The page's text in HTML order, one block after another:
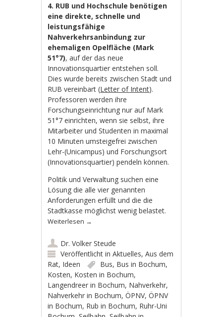
4. RUB und Hochschule benötigen
eine direkte, schnelle und
leistungsfähige
Nahverkehrsanbindung zur
ehemaligen Opelfläche (Mark
51°7), auf der das neue
Innovationsquartier entstehen soll.
Dies wurde bereits zwischen Stadt und
RUB vereinbart (Letter of Intent).
Professoren werden ihre
Forschungseinrichtung nur auf Mark
51°7 einrichten, wenn sie selbst, ihre
Mitarbeiter und Studenten in maximal
10 Minuten umsteigefrei zwischen
Lehr-(Unicampus) und Forschungsort
(Innovationsquartier) pendeln können.
Politik und Verwaltung suchen eine
Lösung die alle vier genannten
Anforderungen erfüllt und die die
Stadtkasse möglichst wenig belastet.
Weiterlesen →
Dr. Volker Steude
Veröffentlicht inAktuelles,Aus dem
Rat, Ideen Bus, Bus in Bochum,
Kosten, Kosten in Bochum,
Langendreer in Bochum, Nahverkehr,
Nahverkehr in Bochum,ÖPNV,ÖPNV
in Bochum, Rub in Bochum, Ruhr-Uni